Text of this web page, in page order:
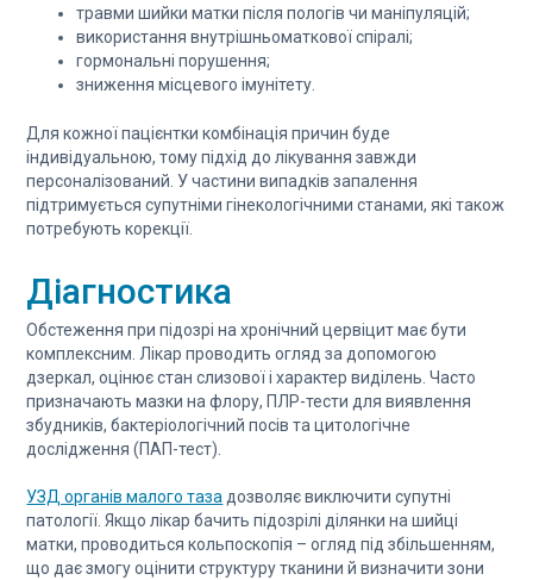
травми шийки матки після пологів чи маніпуляцій;
використання внутрішньоматкової спіралі;
гормональні порушення;
зниження місцевого імунітету.
Для кожної пацієнтки комбінація причин буде
індивідуальною, тому підхід до лікування завжди
персоналізований. У частини випадків запалення
підтримується супутніми гінекологічними станами, які також
потребують корекції.
Діагностика
Обстеження при підозрі на хронічний цервіцит має бути
комплексним. Лікар проводить огляд за допомогою
дзеркал, оцінює стан слизової і характер виділень. Часто
призначають мазки на флору, ПЛР-тести для виявлення
збудників, бактеріологічний посів та цитологічне
дослідження (ПАП-тест).
УЗД органів малого таза дозволяє виключити супутні
патології. Якщо лікар бачить підозрілі ділянки на шийці
матки, проводиться кольпоскопія – огляд під збільшенням,
що дає змогу оцінити структуру тканини й визначити зони